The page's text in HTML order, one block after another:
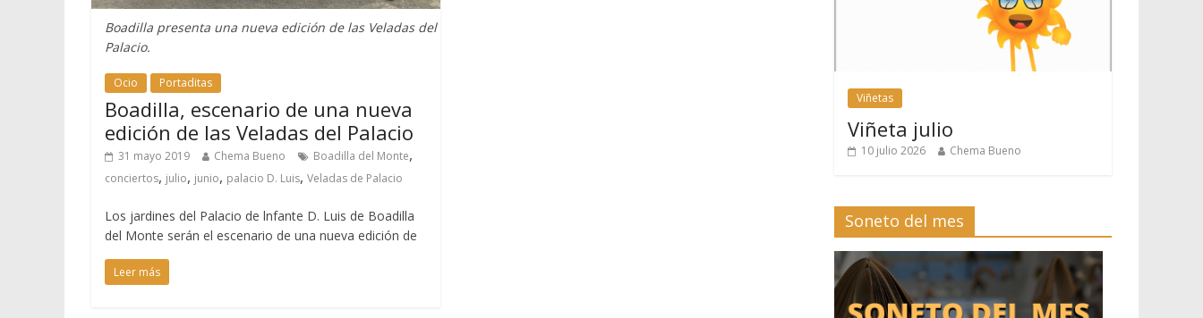
Boadilla presenta una nueva edición de las Veladas del
Palacio.
Ocio Portaditas
Boadilla, escenario de una nueva
edición de las Veladas del Palacio
31 mayo 2019 Chema Bueno Boadilla del Monte,
conciertos, julio, junio, palacio D. Luis, Veladas de Palacio
Los jardines del Palacio de lnfante D. Luis de Boadilla
del Monte serán el escenario de una nueva edición de
Leer más
Viñetas
Viñeta julio
10 julio 2026 Chema Bueno
Soneto del mes